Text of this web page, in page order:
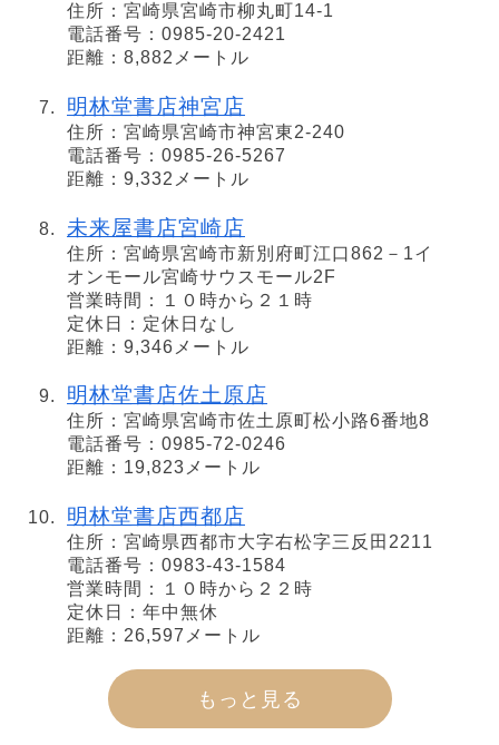
住所：宮崎県宮崎市柳丸町14-1
電話番号：0985-20-2421
距離：8,882メートル
明林堂書店神宮店
住所：宮崎県宮崎市神宮東2-240
電話番号：0985-26-5267
距離：9,332メートル
未来屋書店宮崎店
住所：宮崎県宮崎市新別府町江口862－1イ
オンモール宮崎サウスモール2F
営業時間：１０時から２１時
定休日：定休日なし
距離：9,346メートル
明林堂書店佐土原店
住所：宮崎県宮崎市佐土原町松小路6番地8
電話番号：0985-72-0246
距離：19,823メートル
明林堂書店西都店
住所：宮崎県西都市大字右松字三反田2211
電話番号：0983-43-1584
営業時間：１０時から２２時
定休日：年中無休
距離：26,597メートル
もっと見る